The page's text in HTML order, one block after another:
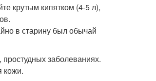
крутым кипятком (4-5 л),
в старину был обычай
заболеваниях.
кожи.